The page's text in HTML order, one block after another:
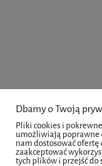
Dbamy o Twoją
Pliki cookies i
umożliwiają poprawne
nam dostosować ofertę
zaakceptować
tych plików i przejść do